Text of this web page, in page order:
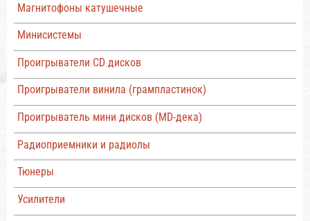
Магнитофоны катушечные
Минисистемы
Проигрыватели CD дисков
Проигрыватели винила (грампластинок)
Проигрыватель мини дисков (MD-дека)
Радиоприемники и радиолы
Тюнеры
Усилители